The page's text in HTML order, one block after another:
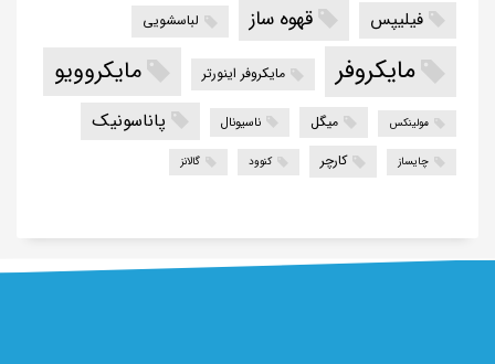
فیلیپس قهوه ساز لباسشویی
مایکروفر مایکروفر اینورتر مایکروویو
مولینکس میگل ناسیونال پاناسونیک
چایساز کارچر کنوود گالانز